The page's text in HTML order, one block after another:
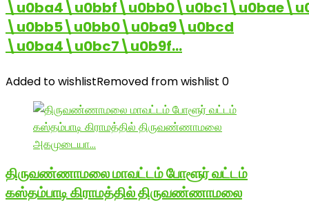
\u0bb5\u0bb0\u0ba9\u0bcd
\u0ba4\u0bc7\u0b9f…
Added to wishlistRemoved from wishlist 0
திருவண்ணாமலை மாவட்டம் போளூர் வட்டம்
கஸ்தம்பாடி கிராமத்தில் திருவண்ணாமலை